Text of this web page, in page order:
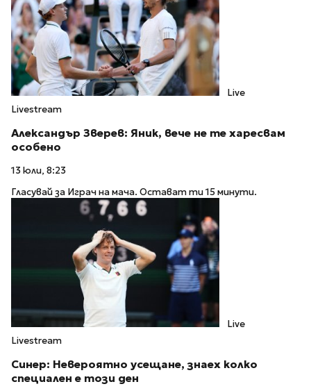
Live
Livestream
Александър Зверев: Яник, вече не те харесвам
особено
13 юли, 8:23
Гласувай за Играч на мача. Остават ти 15 минути.
Live
Livestream
Синер: Невероятно усещане, знаех колко
специален е този ден